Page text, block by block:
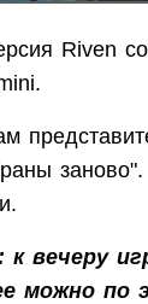
Riven
к вечеру
можно по